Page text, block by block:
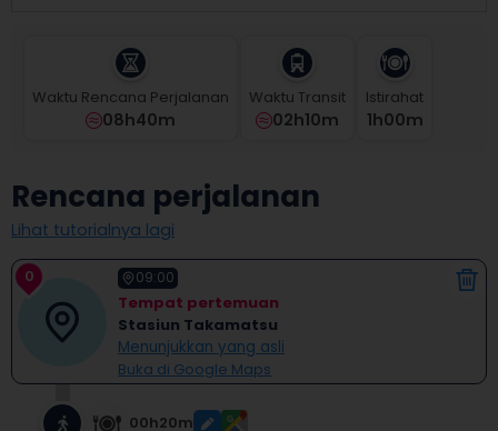
the
question
to
get
the
keyboard
shortcuts
for
changing
dates.
Waktu Rencana Perjalanan
08h40m
Waktu Transit
02h10m
Istirahat
1H00M
Rencana perjalanan
Lihat tutorialnya lagi
0 09:00
Tempat pertemuan
Stasiun Takamatsu
Menunjukkan yang asli
Buka di Google Maps
00h20m